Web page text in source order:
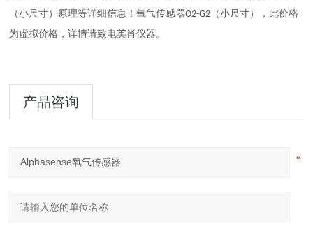
（小尺寸）原理等详细信息！氧气传感器O2-G2 （小尺寸），此价格
为虚拟价格，详情请致电英肖仪器。
产品咨询